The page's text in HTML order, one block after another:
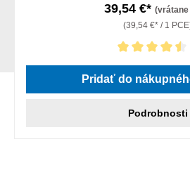
39,54 €* (vrátane
(39,54 €* / 1
Priemerné hodnotenie 4.5 z 5
Pridať do
Podrobnosti